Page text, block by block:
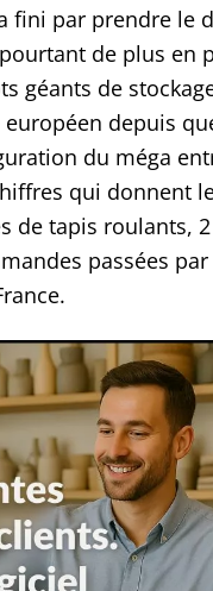
fini par prendre le
de plus en
géants de
depuis
du méga
qui donnent
de tapis roulants,
passées par